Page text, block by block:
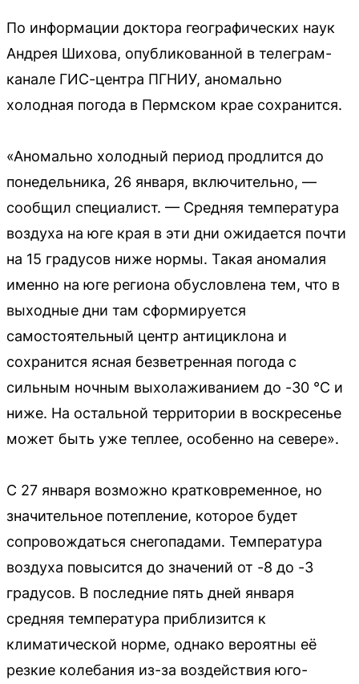
По информации доктора географических наук
Андрея Шихова, опубликованной в телеграм-
канале ГИС-центра ПГНИУ, аномально
холодная погода в Пермском крае сохранится.
«Аномально холодный период продлится до
понедельника, 26 января, включительно, —
сообщил специалист. — Средняя температура
воздуха на юге края в эти дни ожидается почти
на 15 градусов ниже нормы. Такая аномалия
именно на юге региона обусловлена тем, что в
выходные дни там сформируется
самостоятельный центр антициклона и
сохранится ясная безветренная погода с
сильным ночным выхолаживанием до -30 °С и
ниже. На остальной территории в воскресенье
может быть уже теплее, особенно на севере».
С 27 января возможно кратковременное, но
значительное потепление, которое будет
сопровождаться снегопадами. Температура
воздуха повысится до значений от -8 до -3
градусов. В последние пять дней января
средняя температура приблизится к
климатической норме, однако вероятны её
резкие колебания из-за воздействия юго-